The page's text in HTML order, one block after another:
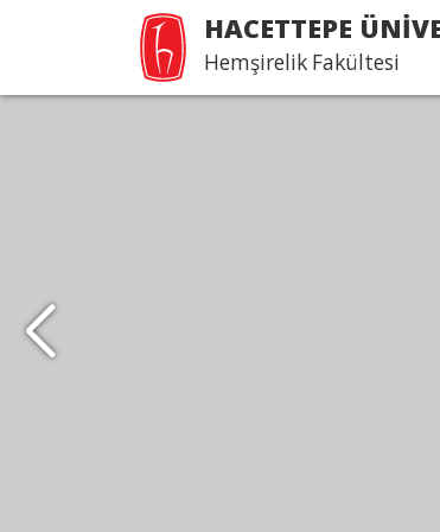
HACETTEPE
Hemşirelik Fakültesi